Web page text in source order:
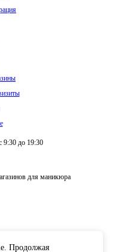
9:30 до 19:30
для маникюра
Продолжая